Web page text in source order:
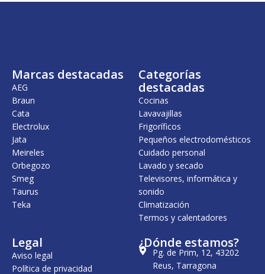
Marcas destacadas
AEG
Braun
Cata
Electrolux
Jata
Meireles
Orbegozo
Smeg
Taurus
Teka
Categorías
destacadas
Cocinas
Lavavajillas
Frigoríficos
Pequeños electrodomésticos
Cuidado personal
Lavado y secado
Televisores, informática y
sonido
Climatización
Termos y calentadores
Legal
Aviso legal
Política de privacidad
¿Dónde estamos?
Pg. de Prim, 12, 43202
Reus, Tarragona